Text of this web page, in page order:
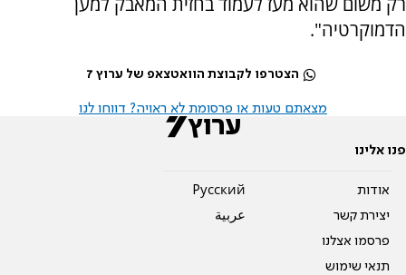
הדמוקרטיה".
הצטרפו לקבוצת הוואטצאפ של ערוץ 7
מצאתם טעות או פרסומת לא ראויה? דווחו לנו
פנו אלינו
אודות
יצירת קשר
פרסמו אצלנו
תנאי שימוש
Pусский
عربية